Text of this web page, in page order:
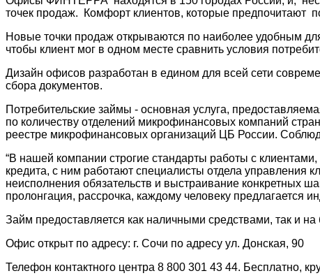
точек продаж. Комфорт клиентов, которые предпочитают
Новые точки продаж открываются по наиболее удобным
чтобы клиент мог в одном месте сравнить условия
Дизайн офисов разработан в едином для всей сети
сбора документов.
Потребительские займы - основная услуга,
по количеству отделений микрофинансовых компаний
реестре микрофинансовых организаций ЦБ России.
“В нашей компании строгие стандарты работы с
кредита, с ним работают специалисты отдела управления
неисполнения обязательств и выстраивание конкретных
пролонгация, рассрочка, каждому человеку предлагается
Займ предоставляется как наличными средствами, так и
Офис открыт по адресу: г. Сочи по адресу ул. Донская, 90
Телефон контактного центра 8 800 301 43 44. Бесплатно,